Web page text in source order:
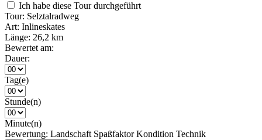
Ich habe diese Tour durchgeführt
Tour: Selztalradweg
Art: Inlineskates
Länge: 26,2 km
Bewertet am:
Dauer:
Tag(e)
Stunde(n)
Minute(n)
Bewertung: Landschaft Spaßfaktor Kondition Technik